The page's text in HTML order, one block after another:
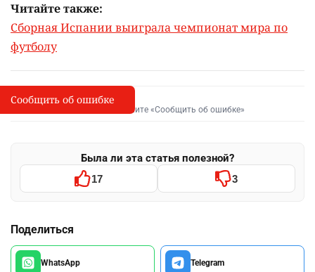
Читайте также:
Сборная Испании выиграла чемпионат мира по
футболу
I
Сообщить об опечатке
Выделите фрагмент и нажмите «Сообщить об ошибке»
Была ли эта статья полезной?
17 3
Поделиться
WhatsApp Telegram
Сообщить об ошибке